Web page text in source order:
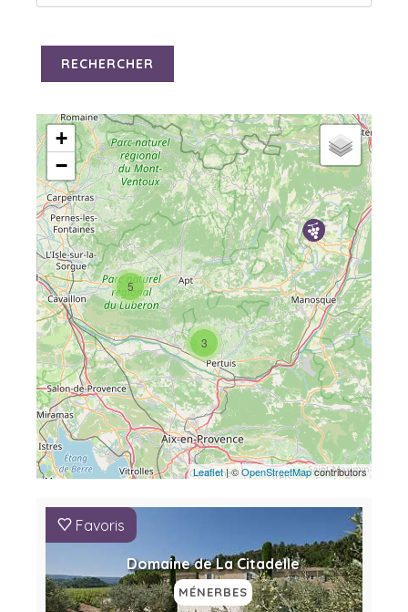
RECHERCHER
3
5
+
−
Leaflet| ©OpenStreetMapcontributors
Favoris
Domaine de La Citadelle
MÉNERBES